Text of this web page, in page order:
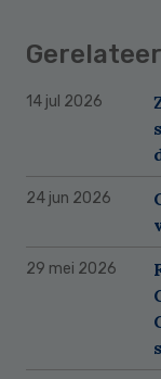
14 jul 2026
24 jun 2026
29 mei 2026